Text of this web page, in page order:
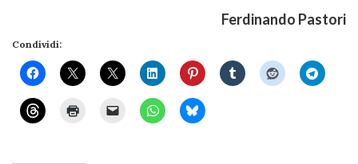
Ferdinando Pastori
Condividi: